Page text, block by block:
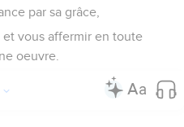
par sa grâce,
vous affermir en toute
oeuvre.